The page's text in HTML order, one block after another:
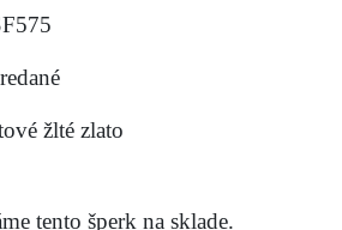
žlté zlato
tento šperk na sklade.